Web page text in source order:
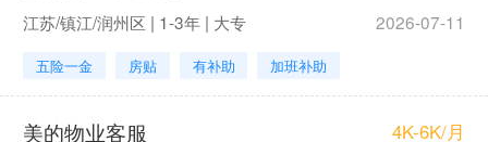
江苏/镇江/润州区 | 1-3年 | 大专 2026-07-11
五险一金 房贴 有补助 加班补助
美的物业客服 4K-6K/月